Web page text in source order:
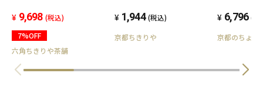
本】9,698 (税込)
7%OFF
六角ちきりや茶舗
1,944 (税込)
京都ちきりや
6,796 (税
京都のちょっ